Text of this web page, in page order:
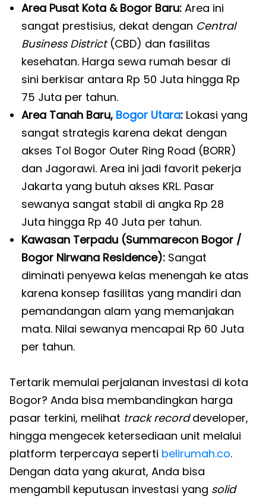
Area Pusat Kota & Bogor Baru: Area ini
sangat prestisius, dekat dengan Central
Business District(CBD) dan fasilitas
kesehatan. Harga sewa rumah besar di
sini berkisar antara Rp 50 Juta hingga Rp
75 Juta per tahun.
Area Tanah Baru, Bogor Utara: Lokasi yang
sangat strategis karena dekat dengan
akses Tol Bogor Outer Ring Road (BORR)
dan Jagorawi. Area ini jadi favorit pekerja
Jakarta yang butuh akses KRL. Pasar
sewanya sangat stabil di angka Rp 28
Juta hingga Rp 40 Juta per tahun.
Kawasan Terpadu (Summarecon Bogor /
Bogor Nirwana Residence): Sangat
diminati penyewa kelas menengah ke atas
karena konsep fasilitas yang mandiri dan
pemandangan alam yang memanjakan
mata. Nilai sewanya mencapai Rp 60 Juta
per tahun.
Tertarik memulai perjalanan investasi di kota
Bogor? Anda bisa membandingkan harga
pasar terkini, melihat track recorddeveloper,
hingga mengecek ketersediaan unit melalui
platform terpercaya seperti belirumah.co.
Dengan data yang akurat, Anda bisa
mengambil keputusan investasi yang solid